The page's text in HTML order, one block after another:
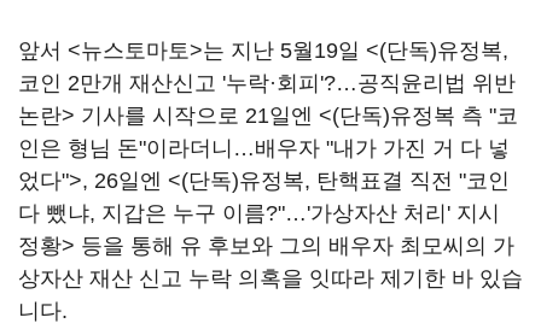
앞서 <뉴스토마토>는 지난 5월19일 <(단독)유정복,
코인 2만개 재산신고 '누락·회피'?…공직윤리법 위반
논란> 기사를 시작으로 21일엔 <(단독)유정복 측 "코
인은 형님 돈"이라더니…배우자 "내가 가진 거 다 넣
었다">, 26일엔 <(단독)유정복, 탄핵표결 직전 "코인
다 뺐냐, 지갑은 누구 이름?"…'가상자산 처리' 지시
정황> 등을 통해 유 후보와 그의 배우자 최모씨의 가
상자산 재산 신고 누락 의혹을 잇따라 제기한 바 있습
니다.